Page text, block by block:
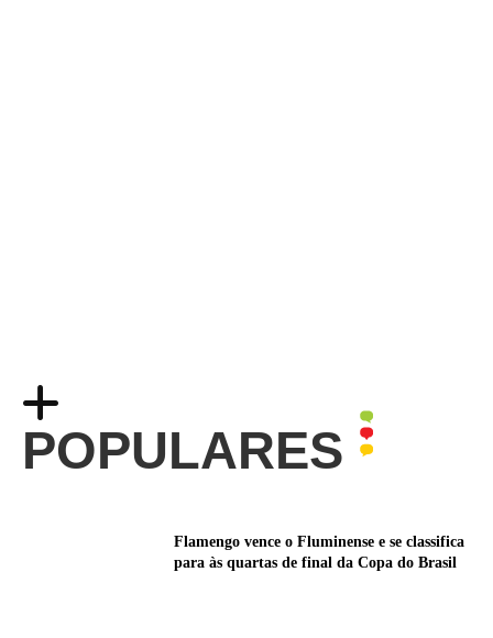
POPULARES
Flamengo vence o Fluminense e se classifica
para às quartas de final da Copa do Brasil